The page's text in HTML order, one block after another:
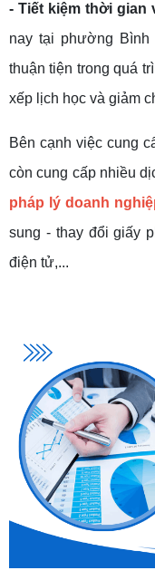
- Tiết kiệm thời gian
nay tại phường
thuận tiện trong quá
xếp lịch học và giảm
Bên cạnh việc cung
còn cung cấp nhiều
pháp lý doanh
sung - thay đổi giấy
điện tử,...